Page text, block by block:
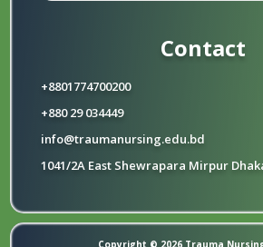
Contact
+8801774700200
+880 29 034449
info@traumanursing.edu.bd
1041/2A East Shewrapara Mirpur
Copyright © 2026 Trauma